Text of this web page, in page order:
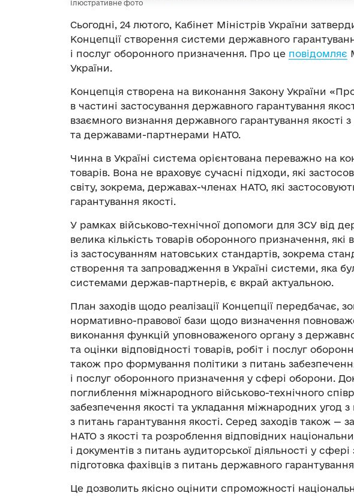
Ілюстративне фото
Сьогодні, 24 лютого, Кабінет Міністрів України
Концепції створення системи державного
і послуг оборонного призначення. Про це повідомляє
України.
Концепція створена на виконання Закону України «Про
в частині застосування державного гарантування
взаємного визнання державного гарантування якості
та державами-партнерами НАТО.
Чинна в Україні система орієнтована переважно на
товарів. Вона не враховує сучасні підходи, які
світу, зокрема, державах-членах НАТО, які
гарантування якості.
У рамках військово-технічної допомоги для ЗСУ від
велика кількість товарів оборонного призначення, які
із застосуванням натовських стандартів, зокрема
створення та запровадження в Україні системи, яка
системами держав-партнерів, є вкрай актуальною.
План заходів щодо реалізації Концепції передбачає,
нормативно-правової бази щодо визначення
виконання функцій уповноваженого органу з
та оцінки відповідності товарів, робіт і послуг
також про формування політики з питань забезпечення
і послуг оборонного призначення у сфері оборони.
поглиблення міжнародного військово-технічного
забезпечення якості та укладання міжнародних угод
з питань гарантування якості. Серед заходів також —
НАТО з якості та розроблення відповідних
і документів з питань аудиторської діяльності у сфері
підготовка фахівців з питань державного гарантування
Це дозволить якісно оцінити спроможності